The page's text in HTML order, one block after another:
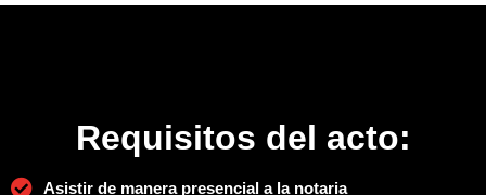
Requisitos del acto:
Asistir de manera presencial a la notaria